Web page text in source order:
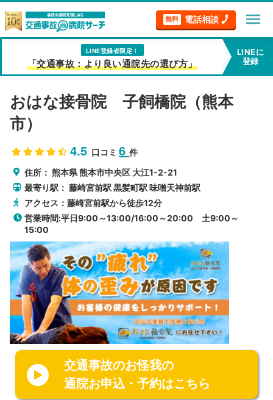
無料 電話相談 menu
LINE登録者限定！
「交通事故：より良い通院先の選び方」
LINEに
登録
おはな接骨院 子飼橋院（熊本
市）
4.5 口コミ6件
住所：熊本県熊本市中央区 大江1-2-21
最寄り駅：藤崎宮前駅 黒髪町駅 味噌天神前駅
アクセス：藤崎宮前駅から徒歩12分
営業時間:平日9:00～13:00/16:00～20:00 土9:00～
15:00
交通事故のお怪我の
通院お申込・予約はこちら